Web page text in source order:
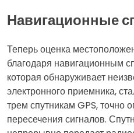
Навигационные
Теперь оценка
благодаря навигационным
которая обнаруживает
электронного приемника,
трем спутникам GPS, точно
пересечения сигналов.